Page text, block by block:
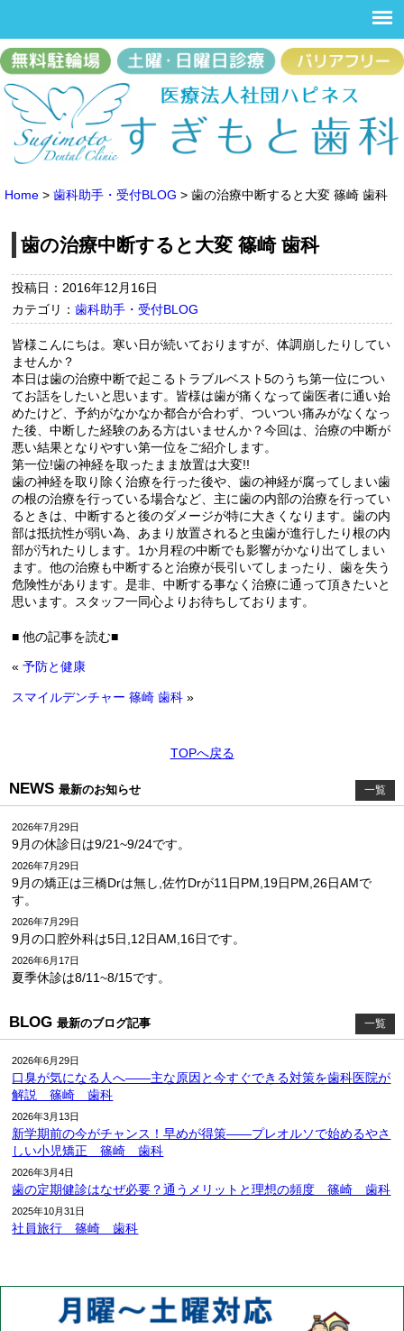
Home > 歯科助手・受付BLOG > 歯の治療中断すると大変 篠崎 歯科
歯の治療中断すると大変 篠崎 歯科
投稿日：2016年12月16日
カテゴリ：歯科助手・受付BLOG
皆様こんにちは。寒い日が続いておりますが、体調崩したりしてい
ませんか？
本日は歯の治療中断で起こるトラブルベスト5のうち第一位につい
てお話をしたいと思います。皆様は歯が痛くなって歯医者に通い始
めたけど、予約がなかなか都合が合わず、ついつい痛みがなくなっ
た後、中断した経験のある方はいませんか？今回は、治療の中断が
悪い結果となりやすい第一位をご紹介します。
第一位!歯の神経を取ったまま放置は大変!!
歯の神経を取り除く治療を行った後や、歯の神経が腐ってしまい歯
の根の治療を行っている場合など、主に歯の内部の治療を行ってい
るときは、中断すると後のダメージが特に大きくなります。歯の内
部は抵抗性が弱い為、あまり放置されると虫歯が進行したり根の内
部が汚れたりします。1か月程の中断でも影響がかなり出てしまい
ます。他の治療も中断すると治療が長引いてしまったり、歯を失う
危険性があります。是非、中断する事なく治療に通って頂きたいと
思います。スタッフ一同心よりお待ちしております。
■ 他の記事を読む■
«予防と健康
スマイルデンチャー 篠崎 歯科 »
TOPへ戻る
NEWS 最新のお知らせ 一覧
2026年7月29日
9月の休診日は9/21~9/24です。
2026年7月29日
9月の矯正は三橋Drは無し,佐竹Drが11日PM,19日PM,26日AMで
す。
2026年7月29日
9月の口腔外科は5日,12日AM,16日です。
2026年6月17日
夏季休診は8/11~8/15です。
BLOG 最新のブログ記事 一覧
2026年6月29日
口臭が気になる人へ――主な原因と今すぐできる対策を歯科医院が
解説 篠崎 歯科
2026年3月13日
新学期前の今がチャンス！早めが得策――プレオルソで始めるやさ
しい小児矯正 篠崎 歯科
2026年3月4日
歯の定期健診はなぜ必要？通うメリットと理想の頻度 篠崎 歯科
2025年10月31日
社員旅行 篠崎 歯科